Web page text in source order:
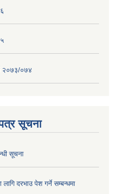
२०७३/०७४
सूचना
सूचना
दरभाउ पेश गर्ने सम्बन्धमा